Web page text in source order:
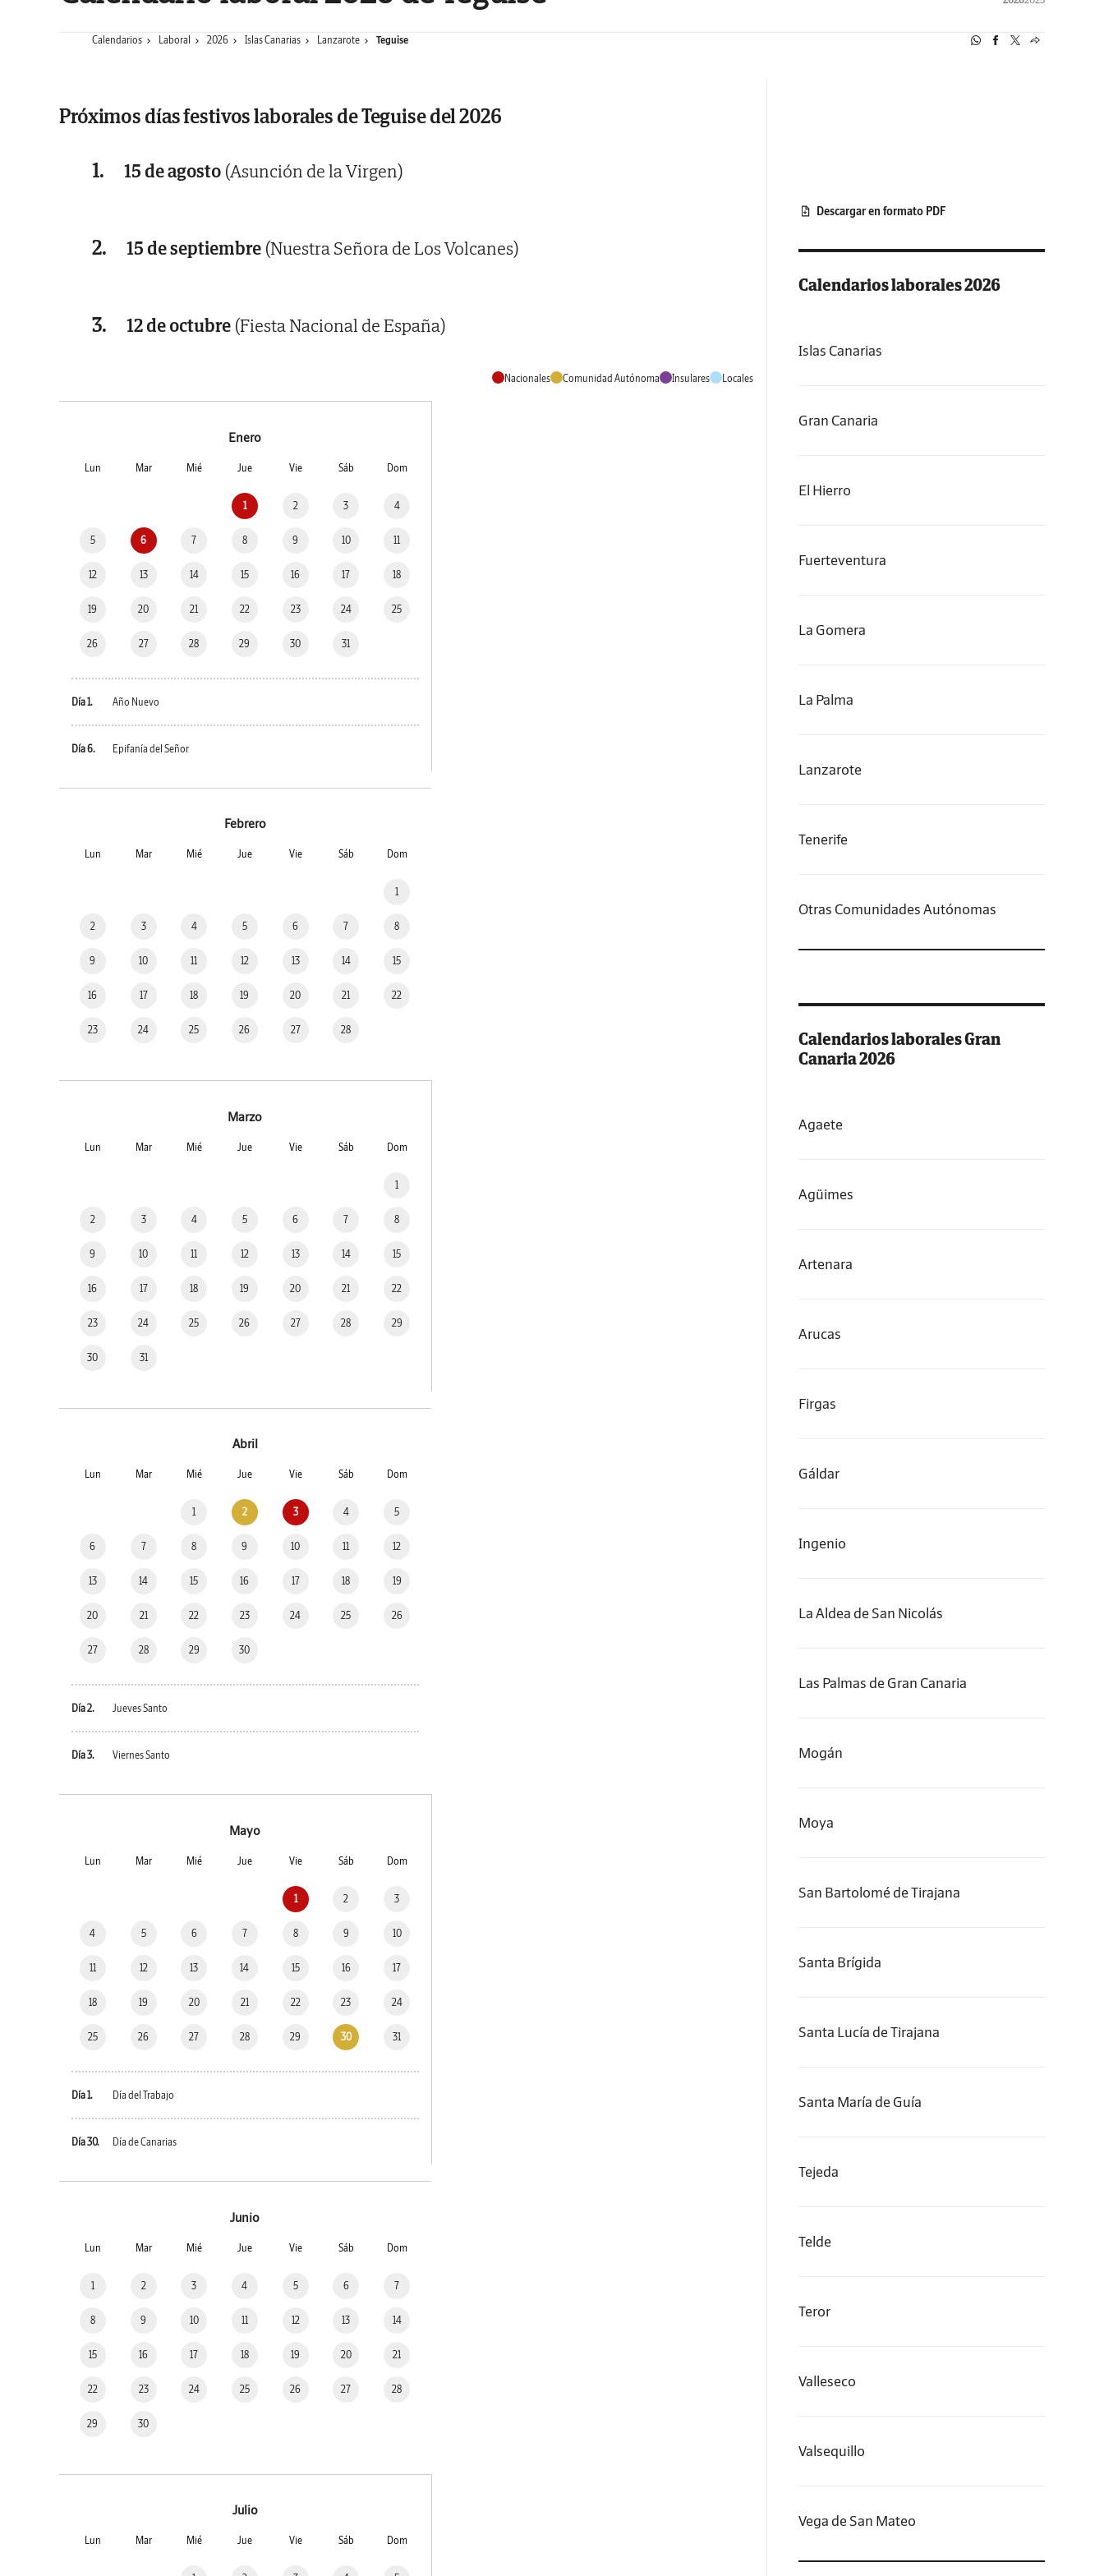
Calendarios Laboral 2026 Islas Canarias Lanzarote Teguise
Próximos días festivos laborales de Teguise del 2026
1. 15 de agosto (Asunción de la Virgen)
2. 15 de septiembre (Nuestra Señora de Los Volcanes)
3. 12 de octubre (Fiesta Nacional de España)
Nacionales Comunidad Autónoma Insulares Locales
Enero
Lun Mar Mié Jue Vie Sáb Dom
1 2 3 4
5 6 7 8 9 10 11
12 13 14 15 16 17 18
19 20 21 22 23 24 25
26 27 28 29 30 31
Día 1. Año Nuevo
Día 6. Epifanía del Señor
Febrero
Lun Mar Mié Jue Vie Sáb Dom
1
2 3 4 5 6 7 8
9 10 11 12 13 14 15
16 17 18 19 20 21 22
23 24 25 26 27 28
Marzo
Lun Mar Mié Jue Vie Sáb Dom
1
2 3 4 5 6 7 8
9 10 11 12 13 14 15
16 17 18 19 20 21 22
23 24 25 26 27 28 29
30 31
Abril
Lun Mar Mié Jue Vie Sáb Dom
1 2 3 4 5
6 7 8 9 10 11 12
13 14 15 16 17 18 19
20 21 22 23 24 25 26
27 28 29 30
Día 2. Jueves Santo
Día 3. Viernes Santo
Mayo
Lun Mar Mié Jue Vie Sáb Dom
1 2 3
4 5 6 7 8 9 10
11 12 13 14 15 16 17
18 19 20 21 22 23 24
25 26 27 28 29 30 31
Día 1. Día del Trabajo
Día 30. Día de Canarias
Junio
Lun Mar Mié Jue Vie Sáb Dom
1 2 3 4 5 6 7
8 9 10 11 12 13 14
15 16 17 18 19 20 21
22 23 24 25 26 27 28
29 30
Julio
Lun Mar Mié Jue Vie Sáb Dom
Descargar en formato PDF
Calendarios laborales 2026
Islas Canarias
Gran Canaria
El Hierro
Fuerteventura
La Gomera
La Palma
Lanzarote
Tenerife
Otras Comunidades Autónomas
Calendarios laborales Gran
Canaria 2026
Agaete
Agüimes
Artenara
Arucas
Firgas
Gáldar
Ingenio
La Aldea de San Nicolás
Las Palmas de Gran Canaria
Mogán
Moya
San Bartolomé de Tirajana
Santa Brígida
Santa Lucía de Tirajana
Santa María de Guía
Tejeda
Telde
Teror
Valleseco
Valsequillo
Vega de San Mateo